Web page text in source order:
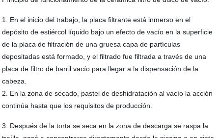
1. En el inicio del trabajo, la placa filtrante está inmerso en el
depósito de estiércol líquido bajo un efecto de vacío en la superficie
de la placa de filtración de una gruesa capa de partículas
depositadas está formado, y el filtrado fue filtrada a través de una
placa de filtro de barril vacío para llegar a la dispensación de la
cabeza.
2. En la zona de secado, pastel de deshidratación al vacío la acción
continúa hasta que los requisitos de producción.
3. Después de la torta se seca en la zona de descarga se raspa la